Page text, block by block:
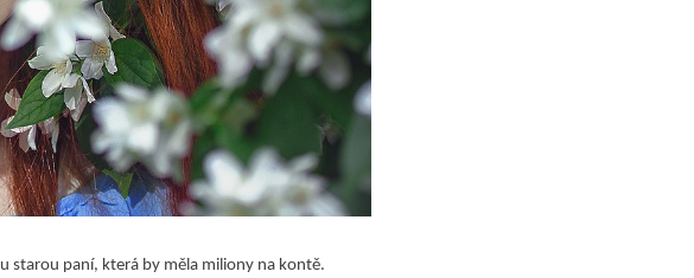
starou paní, která by měla miliony na kontě.